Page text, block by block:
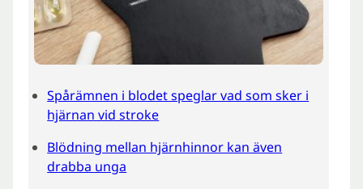
Spårämnen i blodet speglar vad som sker i
hjärnan vid stroke
Blödning mellan hjärnhinnor kan även
drabba unga